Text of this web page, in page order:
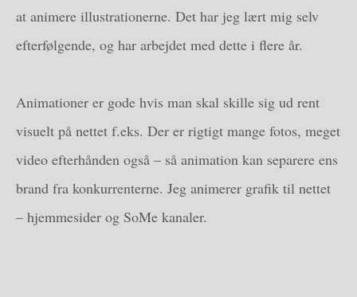
at animere illustrationerne. Det har jeg lært mig selv
efterfølgende, og har arbejdet med dette i flere år.
Animationer er gode hvis man skal skille sig ud rent
visuelt på nettet f.eks. Der er rigtigt mange fotos, meget
video efterhånden også – så animation kan separere ens
brand fra konkurrenterne. Jeg animerer grafik til nettet
– hjemmesider og SoMe kanaler.